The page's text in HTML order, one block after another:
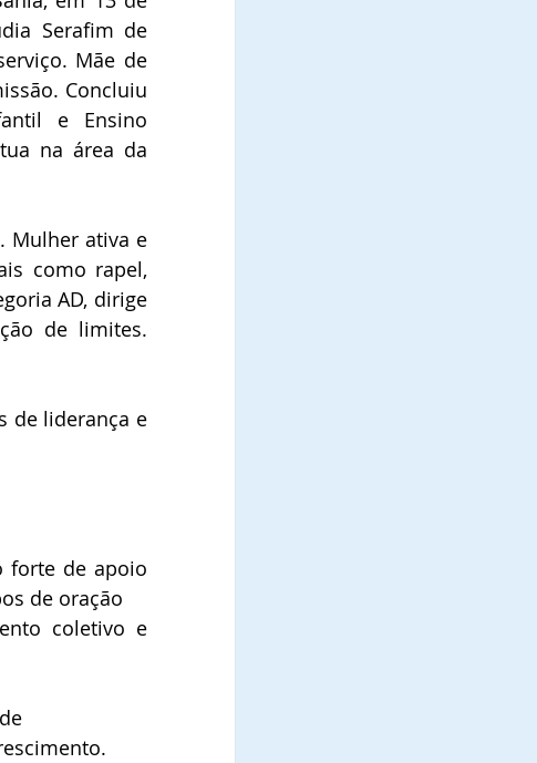
Serafim de
Mãe de
Concluiu
e Ensino
na área da
Mulher ativa e
como rapel,
AD, dirige
de limites.
de liderança e
forte de apoio
de oração
coletivo e